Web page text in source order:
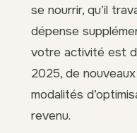
se nourrir, qu’il
dépense
votre activité est
2025, de
modalités
revenu.